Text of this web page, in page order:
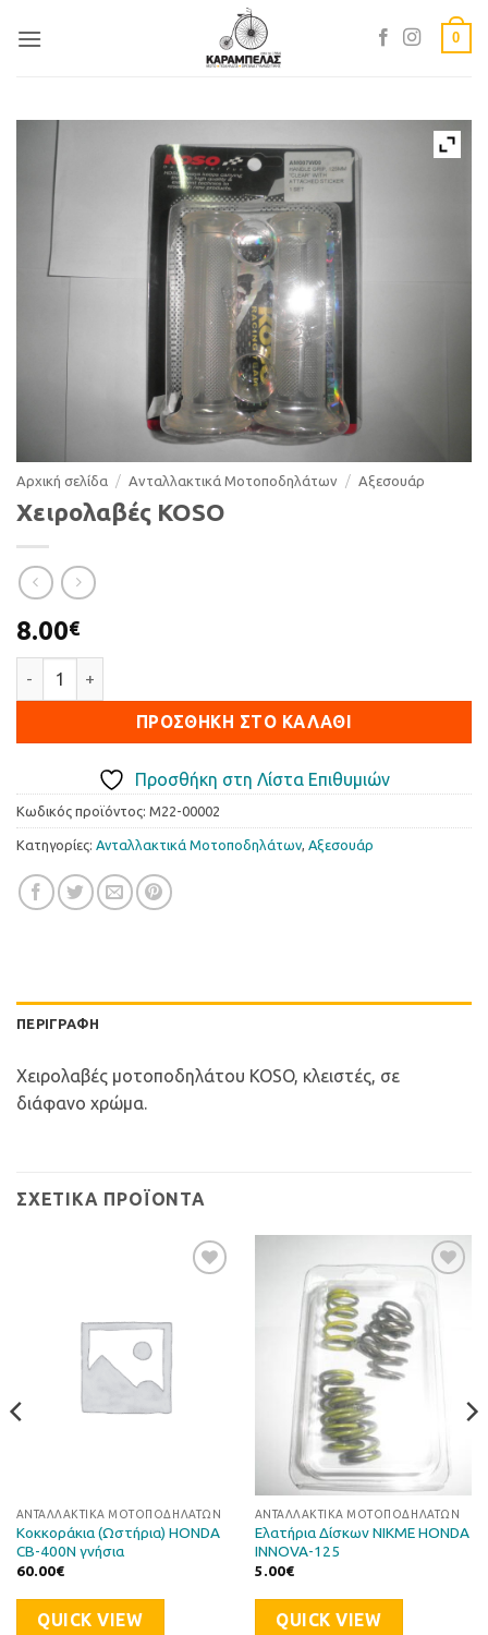
0
Αρχική σελίδα / Ανταλλακτικά Μοτοποδηλάτων / Αξεσουάρ
Χειρολαβές KOSO
8.00€
ΠΡΟΣΘΉΚΗ ΣΤΟ ΚΑΛΆΘΙ
Προσθήκη στη Λίστα Επιθυμιών
Κωδικός προϊόντος: M22-00002
Κατηγορίες: Ανταλλακτικά Μοτοποδηλάτων Αξεσουάρ
ΠΕΡΙΓΡΑΦΉ
Χειρολαβές μοτοποδηλάτου KOSO, κλειστές, σε
διάφανο χρώμα.
ΣΧΕΤΙΚΆ ΠΡΟΪΌΝΤΑ
Επιθυμιών
ΑΝΤΑΛΛΑΚΤΙΚΆ ΜΟΤΟΠΟΔΗΛΆΤΩΝ
Κοκκοράκια (Ωστήρια) HONDA
CB-400N γνήσια
60.00€
QUICK VIEW
στη Λίστα
Επιθυμιών
ΑΝΤΑΛΛΑΚΤΙΚΆ ΜΟΤΟΠΟΔΗΛΆΤΩΝ
Ελατήρια Δίσκων NIKME HONDA
INNOVA-125
5.00€
QUICK VIEW